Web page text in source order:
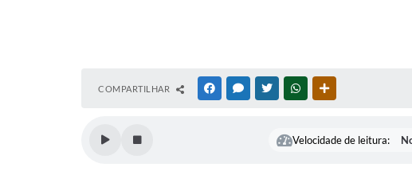
COMPARTILHAR FACEBOOKMESSENGER
TWITTERWHATSAPP
Velocidade de leitura: